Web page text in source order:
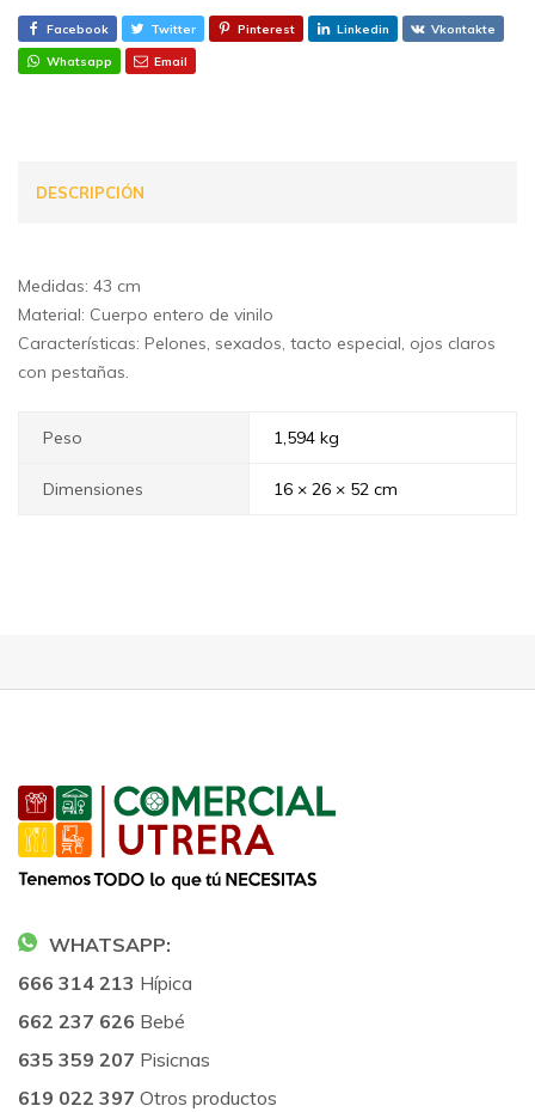
Facebook Twitter Pinterest Linkedin Vkontakte
Whatsapp Email
DESCRIPCIÓN
Medidas: 43 cm
Material: Cuerpo entero de vinilo
Características: Pelones, sexados, tacto especial, ojos claros
con pestañas.
Peso 1,594 kg
Dimensiones 16 × 26 × 52 cm
WHATSAPP:
666 314 213 Hípica
662 237 626 Bebé
635 359 207 Pisicnas
619 022 397 Otros productos